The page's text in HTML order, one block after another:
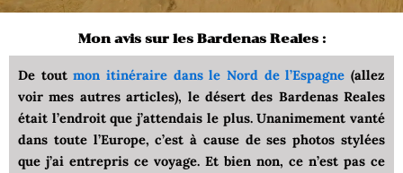
Mon avis sur les Bardenas Reales :
De toutmon itinéraire dans le Nord de l’Espagne (allez
voir mes autres articles), le désert des Bardenas Reales
était l’endroit que j’attendais le plus. Unanimement vanté
dans toute l’Europe, c’est à cause de ses photos stylées
que j’ai entrepris ce voyage. Et bien non, ce n’est pas ce